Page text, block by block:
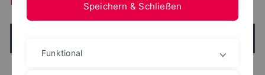
Speichern & Schließen
Funktional